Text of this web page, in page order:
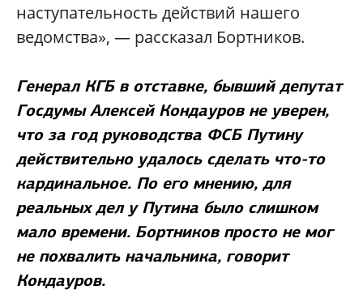
наступательность действий нашего
ведомства», — рассказал Бортников.
Генерал КГБ в отставке, бывший депутат
Госдумы Алексей Кондауров не уверен,
что за год руководства ФСБ Путину
действительно удалось сделать что-то
кардинальное. По его мнению, для
реальных дел у Путина было слишком
мало времени. Бортников просто не мог
не похвалить начальника, говорит
Кондауров.